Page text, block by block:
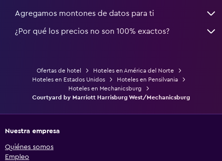
Agregamos montones de datos para ti
¿Por qué los precios no son 100% exactos?
Ofertas de hotel
Hoteles en América del Norte
Hoteles en Estados Unidos
Hoteles en Pensilvania
Hoteles en Mechanicsburg
Courtyard by Marriott Harrisburg West/Mechanicsburg
Nuestra empresa
Quiénes somos
Empleo